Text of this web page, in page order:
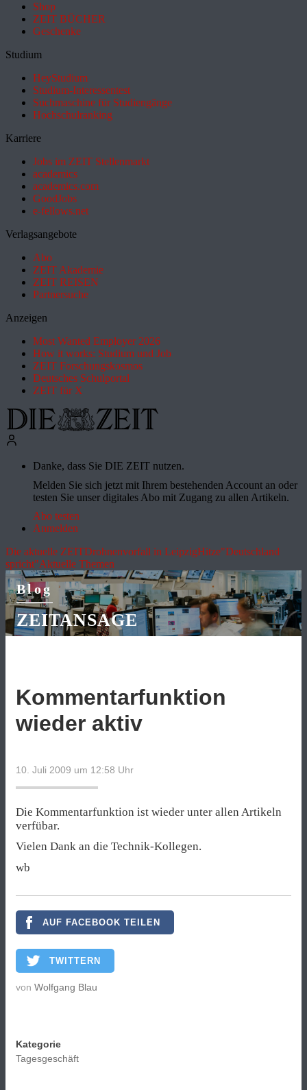
Shop
ZEIT BÜCHER
Geschenke
Studium
HeyStudium
Studium-Interessentest
Suchmaschine für Studiengänge
Hochschulranking
Karriere
Jobs im ZEIT Stellenmarkt
academics
academics.com
GoodJobs
e-fellows.net
Verlagsangebote
Abo
ZEIT Akademie
ZEIT REISEN
Partnersuche
Anzeigen
Most Wanted Employer 2026
How it works: Studium und Job
ZEIT Forschungskosmos
Deutsches Schulportal
ZEIT für X
Danke, dass Sie DIE ZEIT nutzen.
Melden Sie sich jetzt mit Ihrem bestehenden Account an oder
testen Sie unser digitales Abo mit Zugang zu allen Artikeln.
Abo testen
Anmelden
Die aktuelle ZEITDrohnenvorfall in LeipzigHitze"Deutschland
spricht"Aktuelle Themen
Blog
ZEITANSAGE
Kommentarfunktion
wieder aktiv
10. Juli 2009 um 12:58 Uhr
Die Kommentarfunktion ist wieder unter allen Artikeln
verfübar.
Vielen Dank an die Technik-Kollegen.
wb
AUF FACEBOOK TEILEN
TWITTERN
von Wolfgang Blau
Kategorie
Tagesgeschäft